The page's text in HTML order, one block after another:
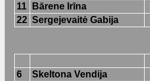
11 Bārene Irīna
22 Sergejevaitė Gabija
6 Skeltona Vendija